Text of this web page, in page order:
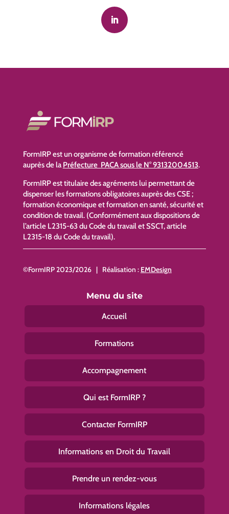
FormIRP est un organisme de formation référencé
auprès de la Préfecture PACA sous le N° 93132004513.
FormIRP est titulaire des agréments lui permettant de
dispenser les formations obligatoires auprès des CSE ;
formation économique et formation en santé, sécurité et
condition de travail. (Conformément aux dispositions de
l’article L2315-63 du Code du travail et SSCT, article
L2315-18 du Code du travail).
©FormIRP 2023/2026 | Réalisation : EMDesign
Menu du site
Accueil
Formations
Accompagnement
Qui est FormIRP ?
Contacter FormIRP
Informations en Droit du Travail
Prendre un rendez-vous
Informations légales